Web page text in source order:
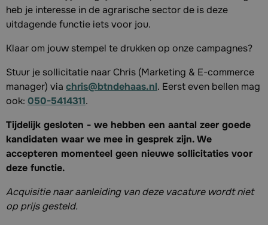
heb je interesse in de agrarische sector de is deze
uitdagende functie iets voor jou.
Klaar om jouw stempel te drukken op onze campagnes?
Stuur je sollicitatie naar Chris (Marketing & E-commerce
manager) via chris@btndehaas.nl. Eerst even bellen mag
ook: 050-5414311.
Tijdelijk gesloten - we hebben een aantal zeer goede
kandidaten waar we mee in gesprek zijn. We
accepteren momenteel geen nieuwe sollicitaties voor
deze functie.
Acquisitie naar aanleiding van deze vacature wordt niet
op prijs gesteld.